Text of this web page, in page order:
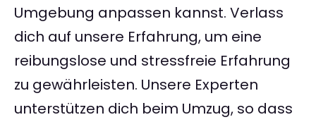
Umgebung anpassen kannst. Verlass
dich auf unsere Erfahrung, um eine
reibungslose und stressfreie Erfahrung
zu gewährleisten. Unsere Experten
unterstützen dich beim Umzug, so dass